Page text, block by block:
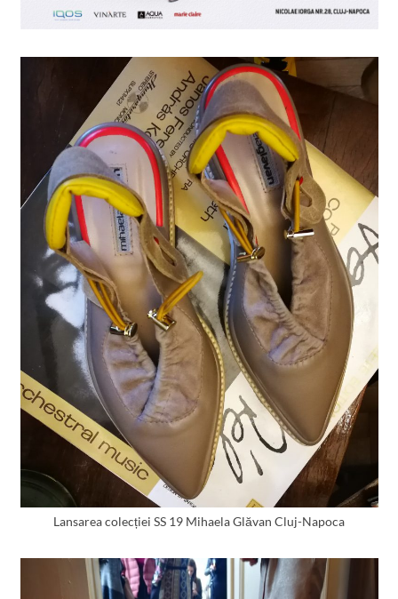
Lansarea colecției SS 19 Mihaela Glăvan Cluj-Napoca